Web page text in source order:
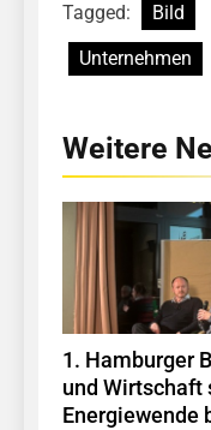
Tagged: Bild
Unternehmen
Weitere
1. Hamburger
und Wirtschaft
Energiewende